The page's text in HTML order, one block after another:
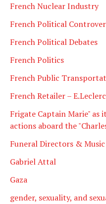
French Nuclear Industry
French Political
French Political Debates
French Politics
French Public
French Retailer – E.Leclerc
Frigate Captain Marie" as
actions aboard the
Funeral Directors &
Gabriel Attal
Gaza
gender, sexuality, and